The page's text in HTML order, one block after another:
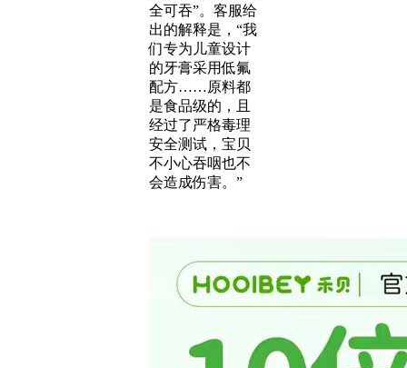
全可吞”。客服给
出的解释是，“我
们专为儿童设计
的牙膏采用低氟
配方……原料都
是食品级的，且
经过了严格毒理
安全测试，宝贝
不小心吞咽也不
会造成伤害。”